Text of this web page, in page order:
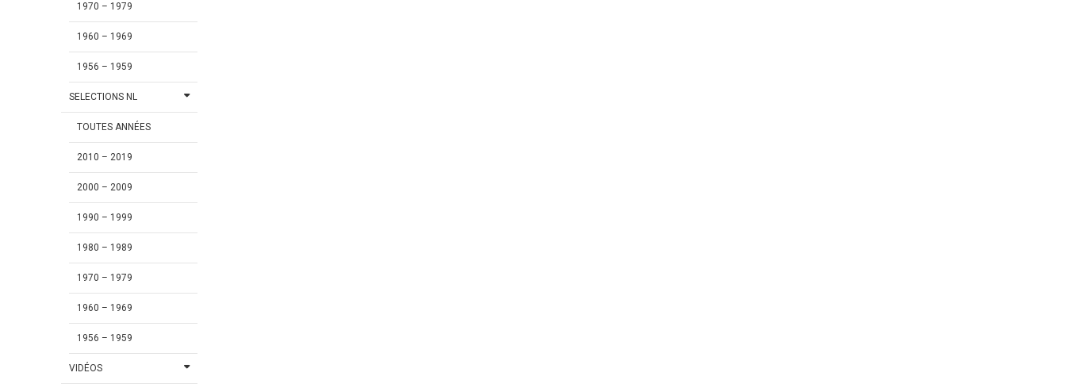
1970 – 1979
1960 – 1969
1956 – 1959
SELECTIONS NL
TOUTES ANNÉES
2010 – 2019
2000 – 2009
1990 – 1999
1980 – 1989
1970 – 1979
1960 – 1969
1956 – 1959
VIDÉOS